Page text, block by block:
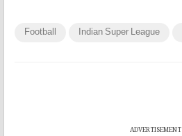
Football Indian Super League
ADVERTISEMENT